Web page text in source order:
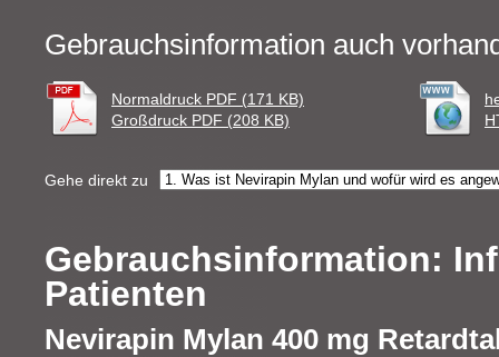
Gebrauchsinformation auch
Normaldruck PDF (171 KB)
Großdruck PDF (208 KB)
Gehe direkt zu
Gebrauchsinformation:
Patienten
Nevirapin Mylan 400 mg